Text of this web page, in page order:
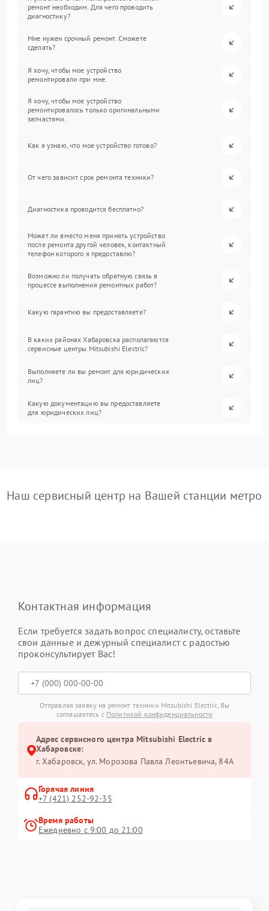
ремонт необходим. Для чего проводить
диагностику?
Мне нужен срочный ремонт. Сможете
сделать?
Я хочу, чтобы мое устройство
ремонтировали при мне.
Я хочу, чтобы мое устройство
ремонтировалось только оригинальными
запчастями.
Как я узнаю, что мое устройство готово?
От чего зависит срок ремонта техники?
Диагностика проводится бесплатно?
Может ли вместо меня принять устройство
после ремонта другой человек, контактный
телефон которого я предоставлю?
Возможно ли получать обратную связь в
процессе выполнения ремонтных работ?
Какую гарантию вы предоставляете?
В каких районах Хабаровска располагаются
сервисные центры Mitsubishi Electric?
Выполняете ли вы ремонт для юридических
лиц?
Какую документацию вы предоставляете
для юридических лиц?
Наш сервисный центр на Вашей станции метро
Контактная информация
Если требуется задать вопрос специалисту, оставьте
свои данные и дежурный специалист с радостью
проконсультирует Вас!
Отправляя заявку на ремонт техники Mitsubishi Electric, Вы
соглашаетесь с Политикой конфиденциальности
Адрес сервисного центра Mitsubishi Electric в
Хабаровске:
г. Хабаровск, ул. Морозова Павла Леонтьевича, 84А
Горячая линия
+7 (421) 252-92-35
Время работы
Ежедневно с 9:00 до 21:00